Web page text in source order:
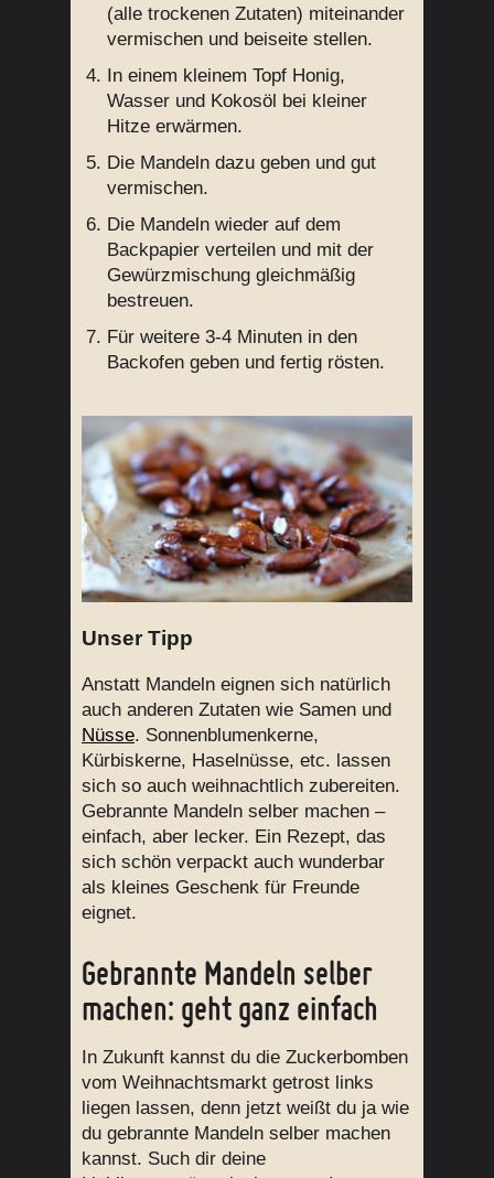
(alle trockenen Zutaten) miteinander
vermischen und beiseite stellen.
In einem kleinem Topf Honig,
Wasser und Kokosöl bei kleiner
Hitze erwärmen.
Die Mandeln dazu geben und gut
vermischen.
Die Mandeln wieder auf dem
Backpapier verteilen und mit der
Gewürzmischung gleichmäßig
bestreuen.
Für weitere 3-4 Minuten in den
Backofen geben und fertig rösten.
Unser Tipp
Anstatt Mandeln eignen sich natürlich
auch anderen Zutaten wie Samen und
Nüsse. Sonnenblumenkerne,
Kürbiskerne, Haselnüsse, etc. lassen
sich so auch weihnachtlich zubereiten.
Gebrannte Mandeln selber machen –
einfach, aber lecker. Ein Rezept, das
sich schön verpackt auch wunderbar
als kleines Geschenk für Freunde
eignet.
Gebrannte Mandeln selber
machen: geht ganz einfach
In Zukunft kannst du die Zuckerbomben
vom Weihnachtsmarkt getrost links
liegen lassen, denn jetzt weißt du ja wie
du gebrannte Mandeln selber machen
kannst. Such dir deine